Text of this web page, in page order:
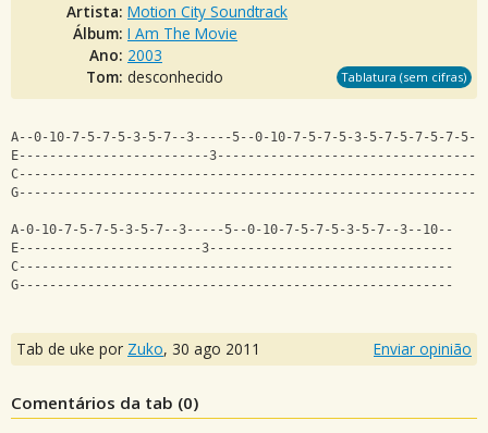
Artista: Motion City Soundtrack
Álbum: I Am The Movie
Ano: 2003
Tom: desconhecido Tablatura (sem cifras)
A--0-10-7-5-7-5-3-5-7--3-----5--0-10-7-5-7-5-3-5-7-5-7-5-7-5--
E-------------------------
A-0-10-7-5-7-5-3-5-7--3-----5--0-10-7-5-7-5-3-5-7--3--10--
E------------------------3--------------------------------
C---------------------------------------------------------
G---------------------------------------------------------
Tab de uke por Zuko, 30 ago 2011 Enviar opinião
Comentários da tab (0)